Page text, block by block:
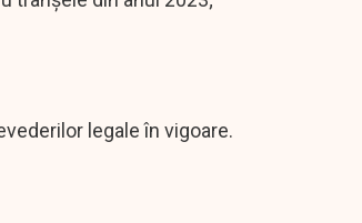
legale în vigoare.